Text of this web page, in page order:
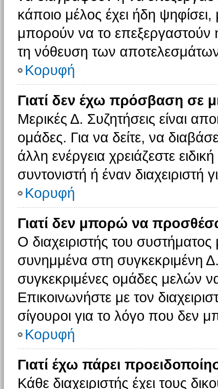
κάποιο μέλος έχει ήδη ψηφίσει,
μπορούν να το επεξεργαστούν
τη νόθευση των
Κορυφή
Γιατί δεν έχω πρόσβαση σε
Μερικές Δ. Συζητήσεις είναι
ομάδες. Για να δείτε, να
άλλη ενέργεια χρειάζεστε
συντονιστή ή έναν διαχειριστή
Κορυφή
Γιατί δεν μπορώ να
Ο διαχειριστής του
συνημμένα στη συγκεκριμένη
συγκεκριμένες ομάδες μελών
Επικοινωνήστε με τον
σίγουροι για το λόγο που δεν
Κορυφή
Γιατί έχω πάρει
Κάθε διαχειριστής έχει τους